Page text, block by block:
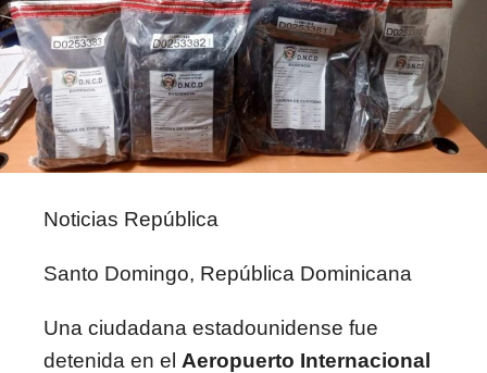
Noticias República
Santo Domingo, República Dominicana
Una ciudadana estadounidense fue
detenida en el Aeropuerto Internacional